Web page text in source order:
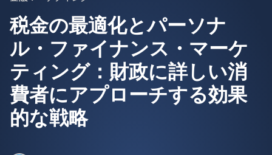
税金の最適化とパーソナ
ル・ファイナンス・マーケ
ティング：財政に詳しい消
費者にアプローチする効果
的な戦略